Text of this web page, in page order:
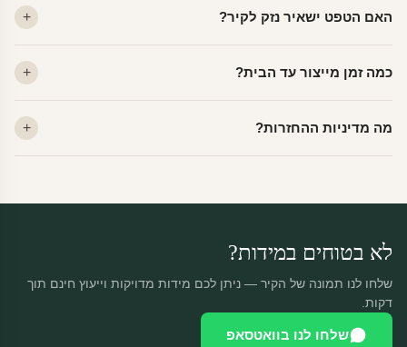
פרמיום. קנבס — בד אמנותי יוקרתי, מט.
האם הטפט ישאיר נזק לקיר?
מתאים לקיר מטויח, גבס, קרמיקה וזכוכית.
כמה זמן מייצור עד הבית?
יוצאות באותו יום.
מה מדיניות ההחזרות?
לא בטוחים במידות?
שלחו לנו תמונה של הקיר — ניתן לכם מידות מדויקות וייעוץ חינם תוך
דקות.
שלחו לנו בוואטסאפ